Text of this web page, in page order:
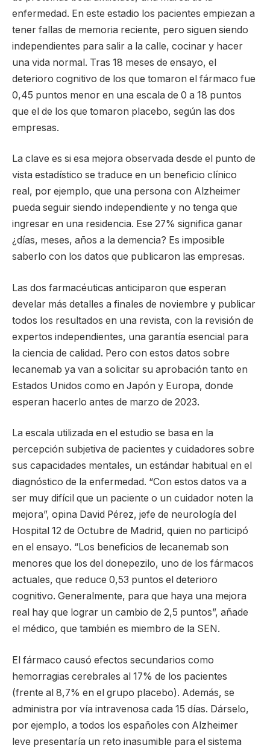
enfermedad. En este estadio los pacientes empiezan a
tener fallas de memoria reciente, pero siguen siendo
independientes para salir a la calle, cocinar y hacer
una vida normal. Tras 18 meses de ensayo, el
deterioro cognitivo de los que tomaron el fármaco fue
0,45 puntos menor en una escala de 0 a 18 puntos
que el de los que tomaron placebo, según las dos
empresas.
La clave es si esa mejora observada desde el punto de
vista estadístico se traduce en un beneficio clínico
real, por ejemplo, que una persona con Alzheimer
pueda seguir siendo independiente y no tenga que
ingresar en una residencia. Ese 27% significa ganar
¿días, meses, años a la demencia? Es imposible
saberlo con los datos que publicaron las empresas.
Las dos farmacéuticas anticiparon que esperan
develar más detalles a finales de noviembre y publicar
todos los resultados en una revista, con la revisión de
expertos independientes, una garantía esencial para
la ciencia de calidad. Pero con estos datos sobre
lecanemab ya van a solicitar su aprobación tanto en
Estados Unidos como en Japón y Europa, donde
esperan hacerlo antes de marzo de 2023.
La escala utilizada en el estudio se basa en la
percepción subjetiva de pacientes y cuidadores sobre
sus capacidades mentales, un estándar habitual en el
diagnóstico de la enfermedad. “Con estos datos va a
ser muy difícil que un paciente o un cuidador noten la
mejora”, opina David Pérez, jefe de neurología del
Hospital 12 de Octubre de Madrid, quien no participó
en el ensayo. “Los beneficios de lecanemab son
menores que los del donepezilo, uno de los fármacos
actuales, que reduce 0,53 puntos el deterioro
cognitivo. Generalmente, para que haya una mejora
real hay que lograr un cambio de 2,5 puntos”, añade
el médico, que también es miembro de la SEN.
El fármaco causó efectos secundarios como
hemorragias cerebrales al 17% de los pacientes
(frente al 8,7% en el grupo placebo). Además, se
administra por vía intravenosa cada 15 días. Dárselo,
por ejemplo, a todos los españoles con Alzheimer
leve presentaría un reto inasumible para el sistema